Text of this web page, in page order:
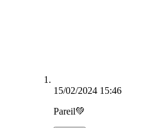
15/02/2024 15:46
Pareil💚